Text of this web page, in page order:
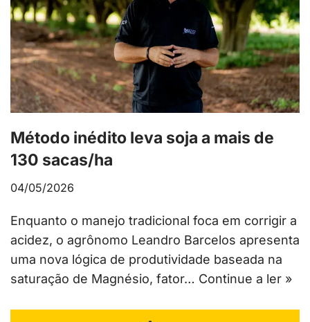
Método inédito leva soja a mais de
130 sacas/ha
04/05/2026
Enquanto o manejo tradicional foca em corrigir a
acidez, o agrônomo Leandro Barcelos apresenta
uma nova lógica de produtividade baseada na
saturação de Magnésio, fator… Continue a ler »